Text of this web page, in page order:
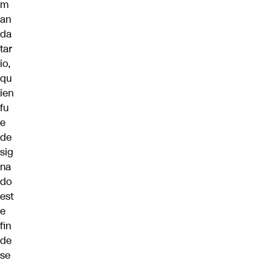
m
an
da
tar
io,
qu
ien
fu
e
de
sig
na
do
est
e
fin
de
se